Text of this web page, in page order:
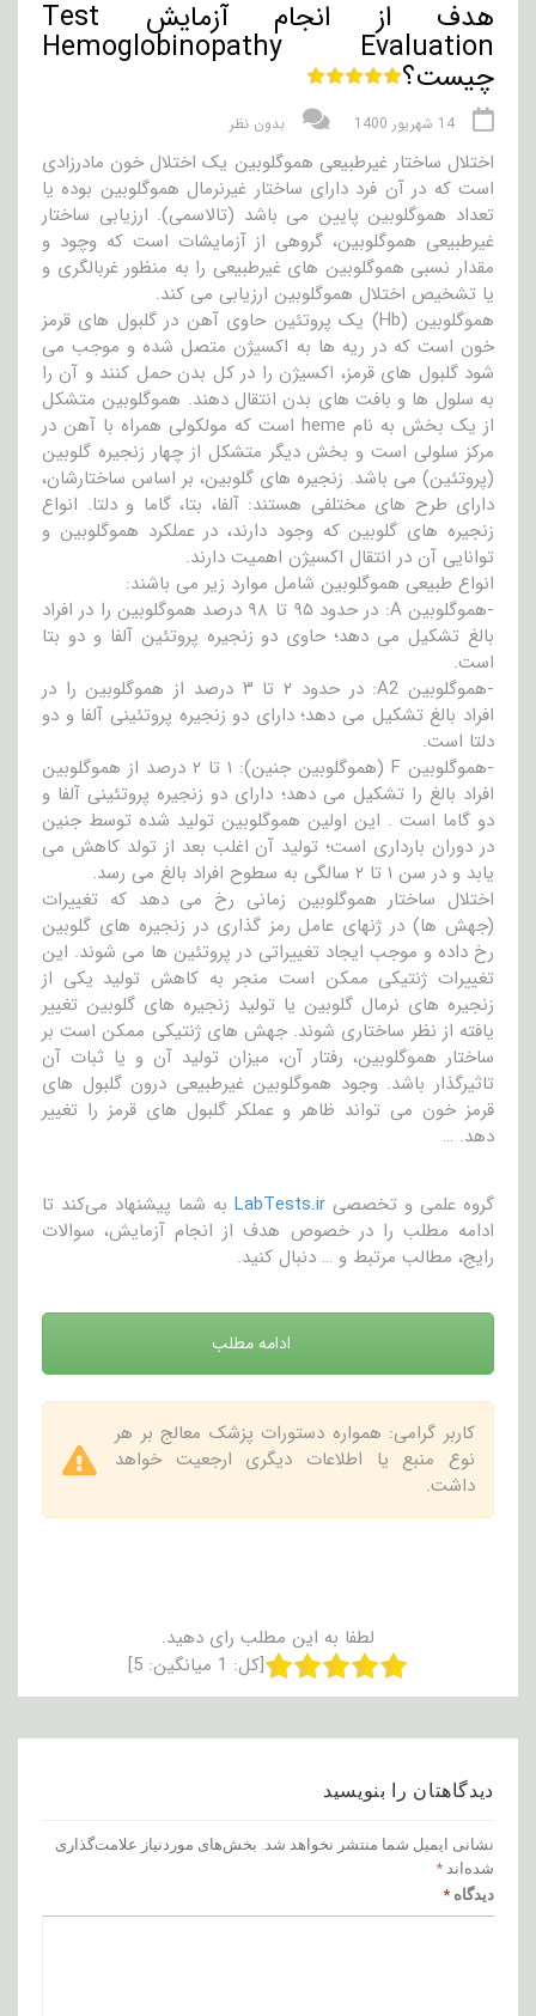
هدف از انجام آزمایش Test
Hemoglobinopathy Evaluation
چیست؟
14 شهریور 1400 بدون نظر
اختلال ساختار غیرطبیعی هموگلوبین یک اختلال خون مادرزادی
است که در آن فرد دارای ساختار غیرنرمال هموگلوبین بوده یا
تعداد هموگلوبین پایین می باشد (تالاسمی). ارزیابی ساختار
غیرطبیعی هموگلوبین، گروهی از آزمایشات است که وچود و
مقدار نسبی هموگلوبین های غیرطبیعی را به منظور غربالگری و
یا تشخیص اختلال هموگلوبین ارزیابی می کند.
هموگلوبین (Hb) یک پروتئین حاوی آهن در گلبول های قرمز
خون است که در ریه ها به اکسیژن متصل شده و موجب می
شود گلبول های قرمز، اکسیژن را در کل بدن حمل کنند و آن را
به سلول ها و بافت های بدن انتقال دهند. هموگلوبین متشکل
از یک بخش به نام heme است که مولکولی همراه با آهن در
مرکز سلولی است و بخش دیگر متشکل از چهار زنجیره گلوبین
(پروتئین) می باشد. زنجیره های گلوبین، بر اساس ساختارشان،
دارای طرح های مختلفی هستند: آلفا، بتا، گاما و دلتا. انواع
زنجیره های گلوبین که وجود دارند، در عملکرد هموگلوبین و
توانایی آن در انتقال اکسیژن اهمیت دارند.
انواع طبیعی هموگلوبین شامل موارد زیر می باشند:
-هموگلوبین A: در حدود ۹۵ تا ۹۸ درصد هموگلوبین را در افراد
بالغ تشکیل می دهد؛ حاوی دو زنجیره پروتئین آلفا و دو بتا
است.
-هموگلوبین A2: در حدود ۲ تا ۳ درصد از هموگلوبین را در
افراد بالغ تشکیل می دهد؛ دارای دو زنجیره پروتئینی آلفا و دو
دلتا است.
-هموگلوبین F (هموگلوبین جنین): ۱ تا ۲ درصد از هموگلوبین
افراد بالغ را تشکیل می دهد؛ دارای دو زنجیره پروتئینی آلفا و
دو گاما است . این اولین هموگلوبین تولید شده توسط جنین
در دوران بارداری است؛ تولید آن اغلب بعد از تولد کاهش می
یابد و در سن ۱ تا ۲ سالگی به سطوح افراد بالغ می رسد.
اختلال ساختار هموگلوبین زمانی رخ می دهد که تغییرات
(جهش ها) در ژنهای عامل رمز گذاری در زنجیره های گلوبین
رخ داده و موجب ایجاد تغییراتی در پروتئین ها می شوند. این
تغییرات ژنتیکی ممکن است منجر به کاهش تولید یکی از
زنجیره های نرمال گلوبین یا تولید زنجیره های گلوبین تغییر
یافته از نظر ساختاری شوند. جهش های ژنتیکی ممکن است بر
ساختار هموگلوبین، رفتار آن، میزان تولید آن و یا ثبات آن
تاثیرگذار باشد. وجود هموگلوبین غیرطبیعی درون گلبول های
قرمز خون می تواند ظاهر و عملکر گلبول های قرمز را تغییر
دهد. …
گروه علمی و تخصصی LabTests.ir به شما پیشنهاد می‌کند تا
ادامه مطلب را در خصوص هدف از انجام آزمایش، سوالات
رایج، مطالب مرتبط و … دنبال کنید.
ادامه مطلب
کاربر گرامی: همواره دستورات پزشک معالج بر هر
نوع منبع یا اطلاعات دیگری ارجعیت خواهد
داشت.
لطفا به این مطلب رای دهید.
[کل: 1 میانگین: 5
]
دیدگاهتان را بنویسید
نشانی ایمیل شما منتشر نخواهد شد. بخش‌های موردنیاز علامت‌گذاری
شده‌اند *
دیدگاه *